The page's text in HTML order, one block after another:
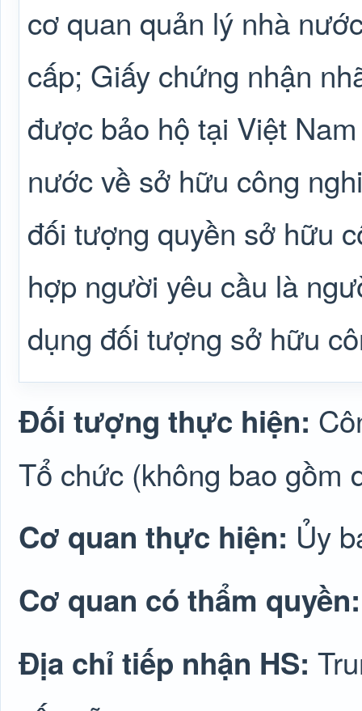
cơ quan quản lý nhà
cấp; Giấy chứng nhận
được bảo hộ tại Việt
nước về sở hữu công
đối tượng quyền sở hữu
hợp người yêu cầu là
dụng đối tượng sở hữu
Đối tượng thực hiện:
Tổ chức (không bao gồm
Cơ quan thực hiện: Ủy
Cơ quan có thẩm
Địa chỉ tiếp nhận HS: